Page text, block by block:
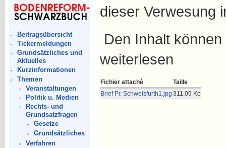
Beitragsübersicht
Tickermeldungen
Grundsätzliches und
Aktuelles
Kurzinformationen
Themen
Veranstaltungen
Politik u. Medien
Rechts- und
Grundsatzfragen
Gesetze
Grundsätzliches
Verfahren
dieser Verwesung
Den Inhalt
weiterlesen
Fichier attaché
Taille
Brief Pr. Schweisfurth1.jpg 311.09 Ko